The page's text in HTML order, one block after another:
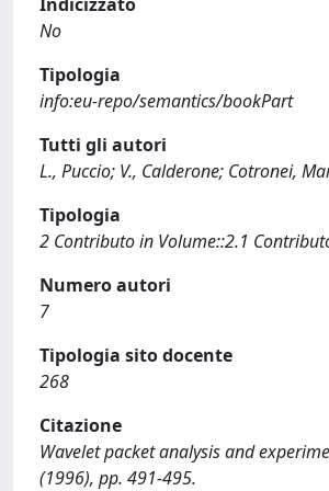
No
Tipologia
info:eu-repo/semantics/bookPart
Tutti gli autori
L., Puccio; V., Calderone; Cotronei,
Tipologia
2 Contributo in Volume::2.1
Numero autori
7
Tipologia sito docente
268
Citazione
Wavelet packet analysis and
(1996), pp. 491-495.